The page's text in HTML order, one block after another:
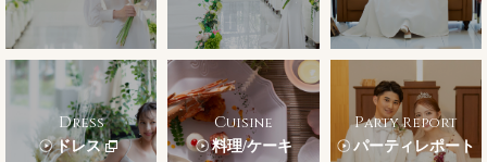
Dress
ドレス
Cuisine
料理/ケーキ
Party Report
パーティレポート